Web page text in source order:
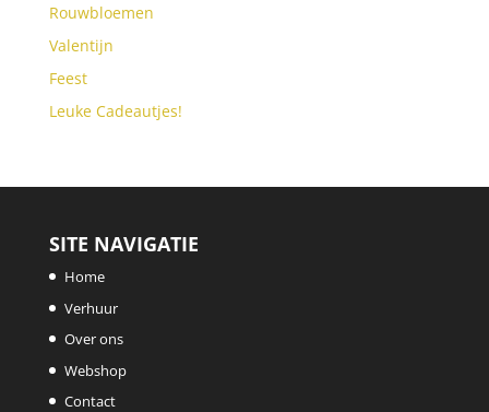
Rouwbloemen
Valentijn
Feest
Leuke Cadeautjes!
SITE NAVIGATIE
Home
Verhuur
Over ons
Webshop
Contact